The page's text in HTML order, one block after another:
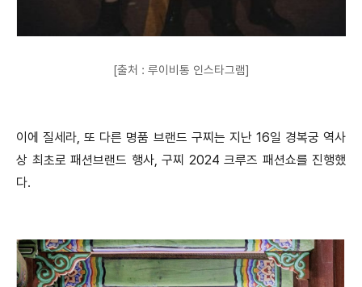
[출처 : 루이비통 인스타그램]
이에 질세라, 또 다른 명품 브랜드 구찌는 지난 16일 경복궁 역사
상 최초로 패션브랜드 행사, 구찌 2024 크루즈 패션쇼를 진행했
다.